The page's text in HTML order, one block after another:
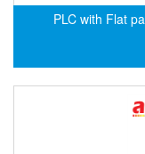
ECKERLE
ECONEX
PLC with Flat